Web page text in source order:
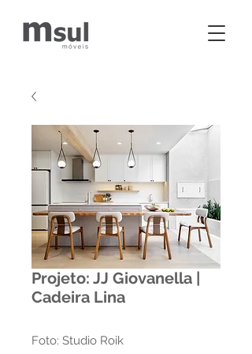
Projeto: JJ Giovanella |
Cadeira Lina
Foto: Studio Roik